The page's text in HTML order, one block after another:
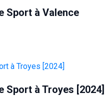
Sport à Valence
Sport à Troyes [2024]